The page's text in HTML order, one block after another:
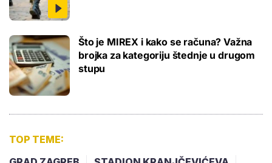
Što je MIREX i kako se računa? Važna
brojka za kategoriju štednje u drugom
stupu
TOP TEME: